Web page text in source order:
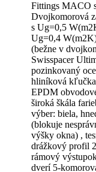
Fittings MACO
Dvojkomorová
s Ug=0,5
Ug=0,4
(bežne v
Swisspacer
pozinkovaný
hliníková
EPDM
široká škála
výber: biela,
(blokuje
výšky okna) ,
drážkový profil
rámový
dverí 5-